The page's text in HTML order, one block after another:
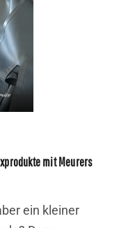
mit Meurers
ein kleiner